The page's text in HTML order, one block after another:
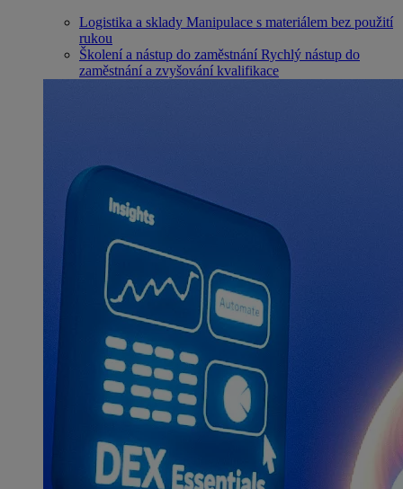
Logistika a sklady Manipulace s materiálem bez použití
rukou
Školení a nástup do zaměstnání Rychlý nástup do
zaměstnání a zvyšování kvalifikace